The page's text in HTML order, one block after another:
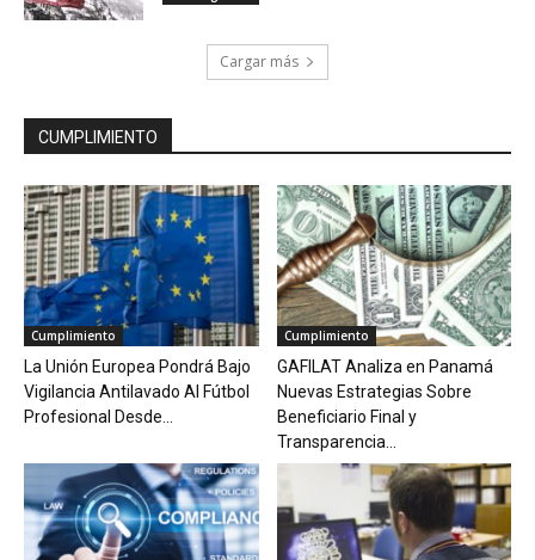
Cargar más
CUMPLIMIENTO
Cumplimiento
La Unión Europea Pondrá Bajo
Vigilancia Antilavado Al Fútbol
Profesional Desde...
Cumplimiento
GAFILAT Analiza en Panamá
Nuevas Estrategias Sobre
Beneficiario Final y
Transparencia...